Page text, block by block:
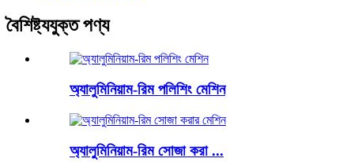
বৈশিষ্ট্যযুক্ত পণ্য
অ্যালুমিনিয়াম-রিম পলিশিং মেশিন
অ্যালুমিনিয়াম-রিম সোজা করা ...